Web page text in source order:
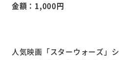
金額：1,000円
人気映画「スターウォーズ」